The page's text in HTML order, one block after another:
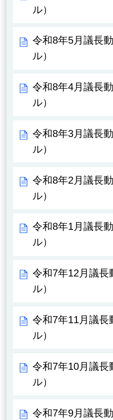
ル）
令和8年5月議長
ル）
令和8年4月議長
ル）
令和8年3月議長
ル）
令和8年2月議長
ル）
令和8年1月議長
ル）
令和7年12月議長
ル）
令和7年11月議長
ル）
令和7年10月議長
ル）
令和7年9月議長